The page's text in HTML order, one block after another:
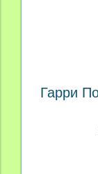
Гарри